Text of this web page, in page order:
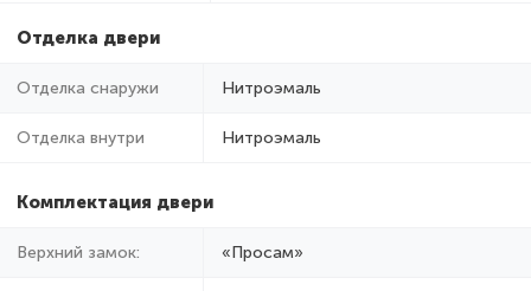
Отделка двери
Отделка снаружи Нитроэмаль
Отделка внутри Нитроэмаль
Комплектация двери
Верхний замок: «Просам»